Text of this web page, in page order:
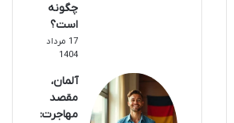
چگونه
است؟
17 مرداد
1404
آلمان،
مقصد
مهاجرت: